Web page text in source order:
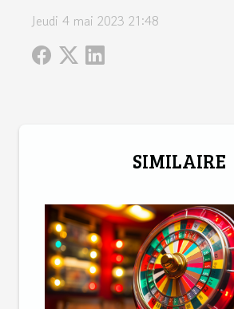
SIMILAIRE
Jeudi 4 mai 2023 21:48